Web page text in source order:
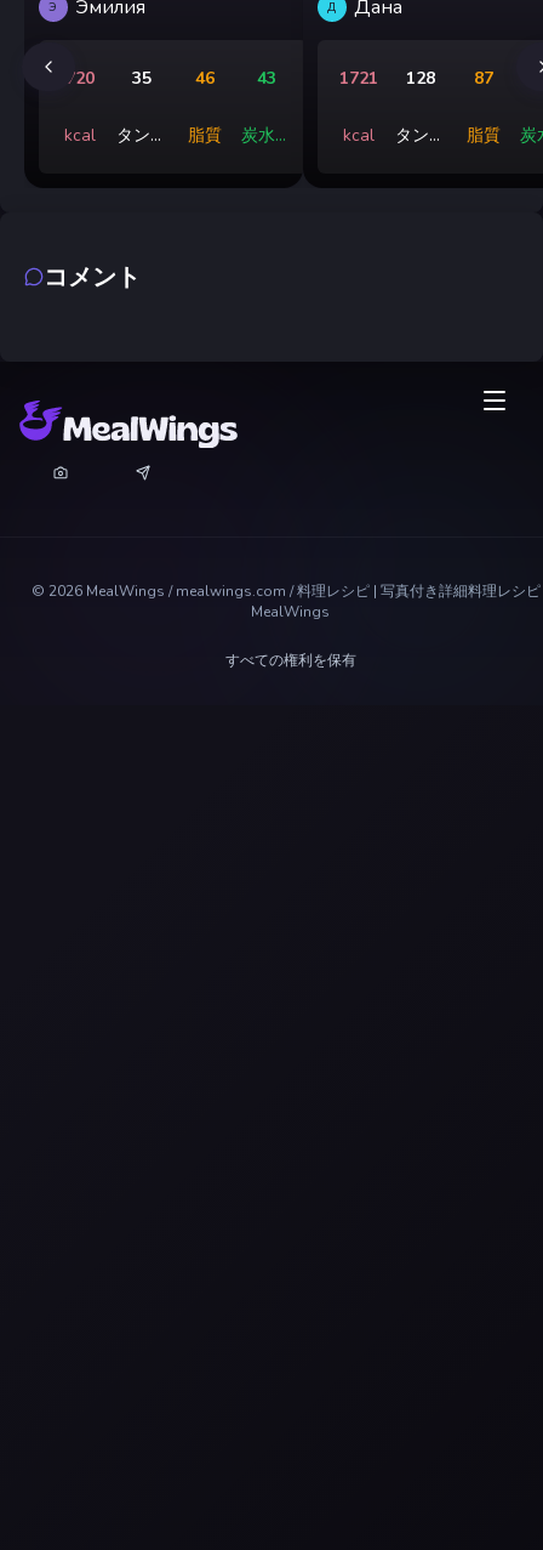
Э Эмилия
720
kcal
35
タンパ
46
脂質
43
炭水化
Д Дана
1721
kcal
128
タンパ
87
脂質
炭
コメント
© 2026 MealWings / mealwings.com /料理レシピ | 写真付き詳細料理レシ
MealWings
すべての権利を保有